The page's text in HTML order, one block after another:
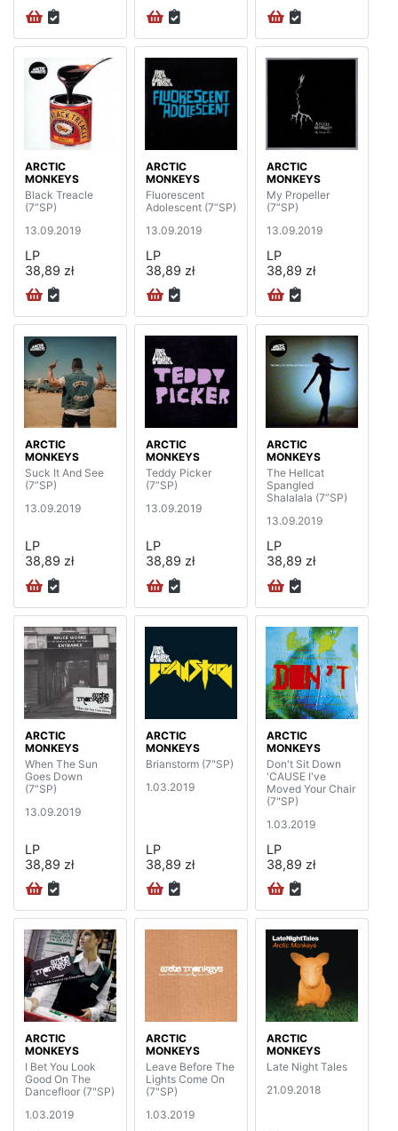
ARCTIC
MONKEYS
Black Treacle
(7”SP)
13.09.2019
LP
38,89 zł
ARCTIC
MONKEYS
Fluorescent
Adolescent (7”SP)
13.09.2019
LP
38,89 zł
ARCTIC
MONKEYS
My Propeller
(7”SP)
13.09.2019
LP
38,89 zł
ARCTIC
MONKEYS
Suck It And See
(7”SP)
13.09.2019
LP
38,89 zł
ARCTIC
MONKEYS
Teddy Picker
(7”SP)
13.09.2019
LP
38,89 zł
ARCTIC
MONKEYS
The Hellcat
Spangled
Shalalala (7”SP)
13.09.2019
LP
38,89 zł
ARCTIC
MONKEYS
When The Sun
Goes Down
(7”SP)
13.09.2019
LP
38,89 zł
ARCTIC
MONKEYS
Brianstorm (7"SP)
1.03.2019
LP
38,89 zł
ARCTIC
MONKEYS
Don't Sit Down
'CAUSE I've
Moved Your Chair
(7"SP)
1.03.2019
LP
38,89 zł
ARCTIC
MONKEYS
I Bet You Look
Good On The
Dancefloor (7"SP)
1.03.2019
ARCTIC
MONKEYS
Leave Before The
Lights Come On
(7"SP)
1.03.2019
ARCTIC
MONKEYS
Late Night Tales
21.09.2018